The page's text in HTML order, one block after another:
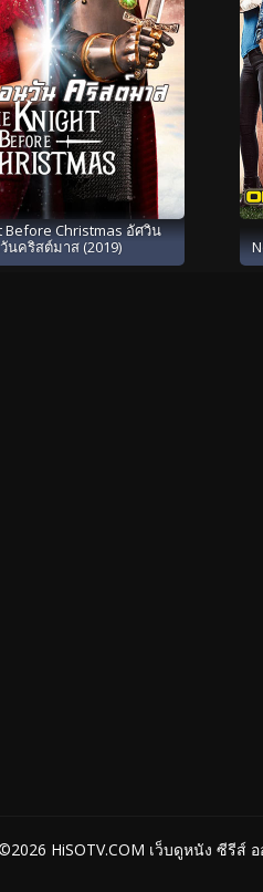
Before Christmas อัศวิน
นคริสต์มาส (2019)
HiSOTV.COM เว็บดูหนัง ซีรีส์